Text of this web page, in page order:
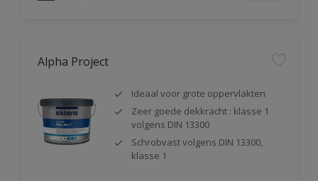
Alpha Project
Ideaal voor grote oppervlakten
Zeer goede dekkracht : klasse 1
volgens DIN 13300
Schrobvast volgens DIN 13300,
klasse 1